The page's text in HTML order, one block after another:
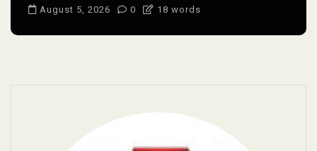
August 5, 2026 0 18 words